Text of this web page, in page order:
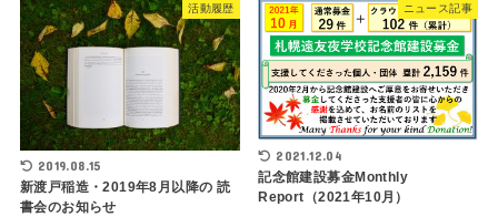
活動履歴
2019.08.15
新渡戸稲造・2019年8月以降の 読
書会のお知らせ
ニュース記事
2021.12.04
記念館建設募金Monthly
Report（2021年10月）